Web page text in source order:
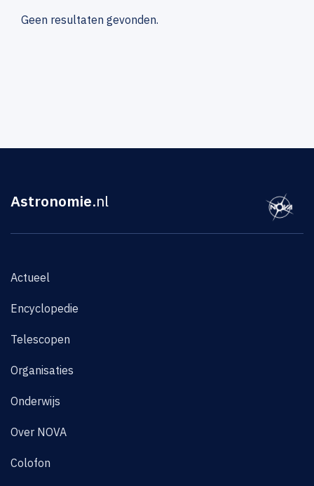
Geen resultaten gevonden.
Astronomie.nl
Actueel
Encyclopedie
Telescopen
Organisaties
Onderwijs
Over NOVA
Colofon